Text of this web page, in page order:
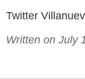
Twitter
Written on July